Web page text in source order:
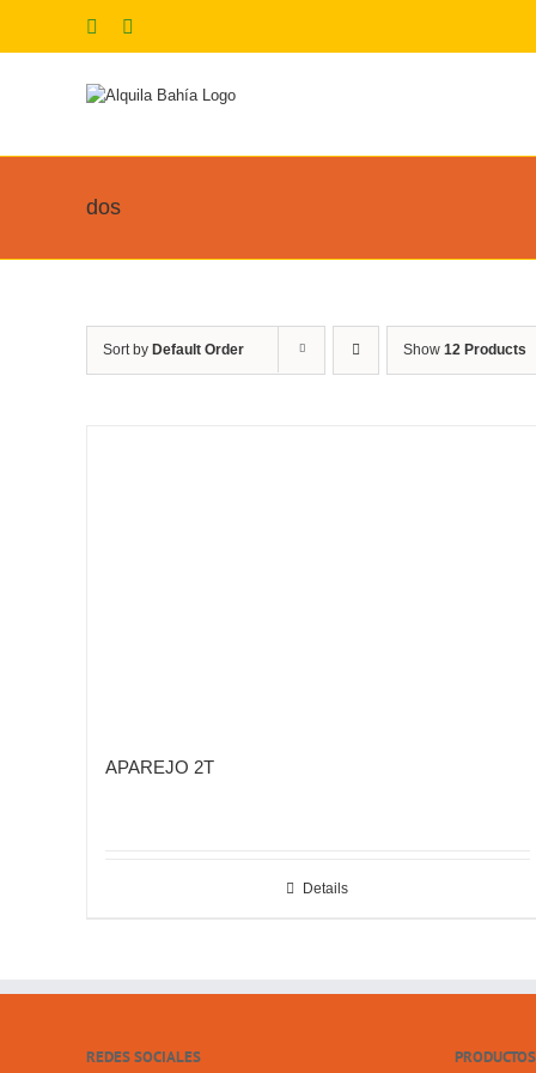
content
Facebook
dos
Sort by Default Order Show 12 Products
APAREJO 2T
Details
REDES SOCIALES PRODUCTOS